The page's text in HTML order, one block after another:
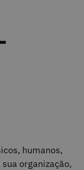
humanos,
organização,